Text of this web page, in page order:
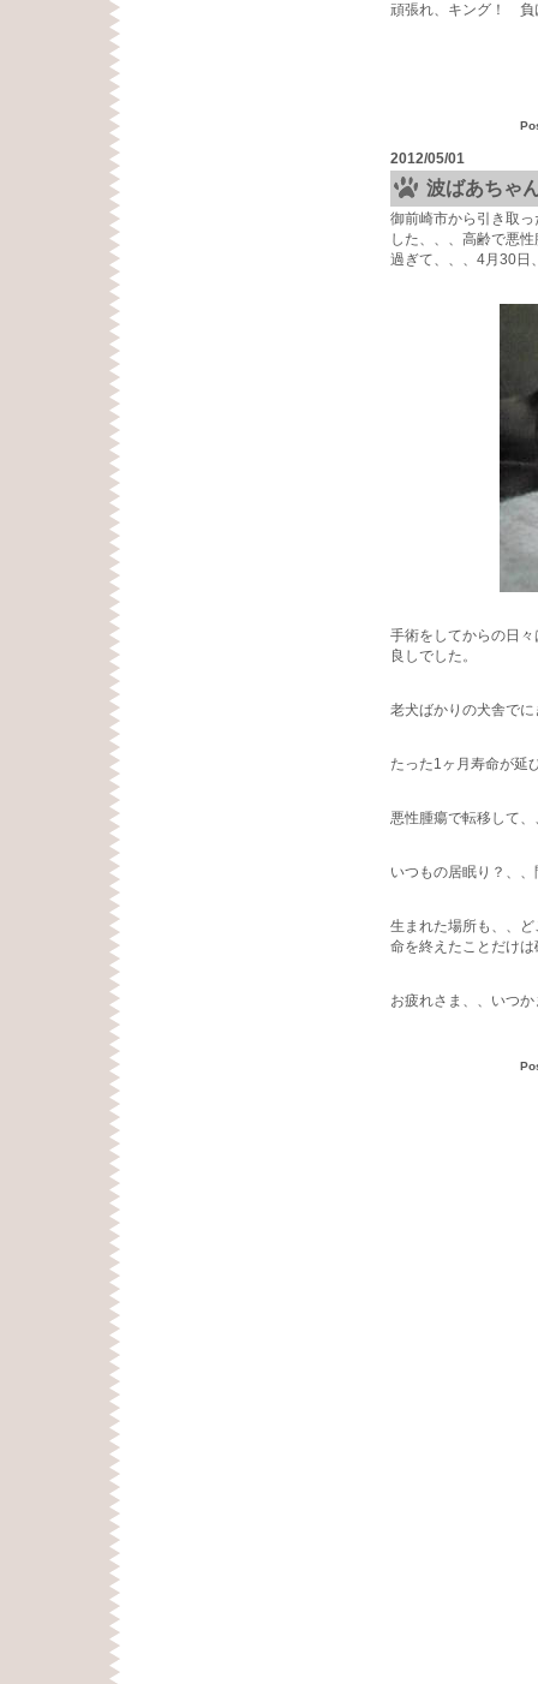
頑張れ、キング！ 負
2012/05/01
波ばあちゃ
御前崎市から引き取
した、、、高齢で悪
過ぎて、、、4月30日
手術をしてからの日
良しでした。
老犬ばかりの犬舎で
たった1ヶ月寿命が延
悪性腫瘍で転移して
いつもの居眠り？、
生まれた場所も、、
命を終えたことだけ
お疲れさま、、いつ